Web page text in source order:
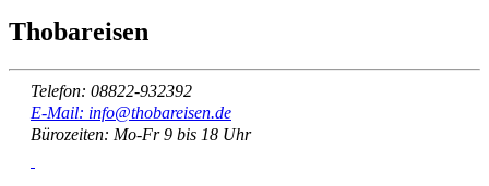
Thobareisen
Telefon: 08822-932392
E-Mail: info@thobareisen.de
Bürozeiten: Mo-Fr 9 bis 18 Uhr